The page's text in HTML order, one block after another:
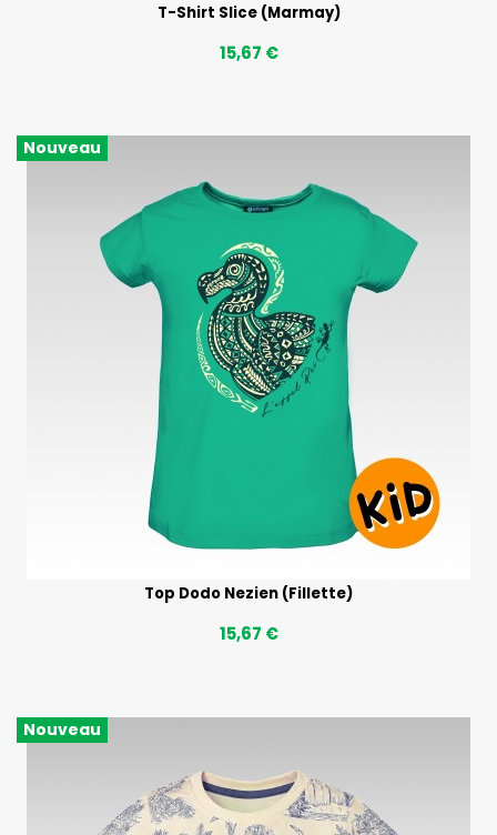
T-Shirt Slice (Marmay)
15,67 €
Nouveau
Top Dodo Nezien (Fillette)
15,67 €
Nouveau